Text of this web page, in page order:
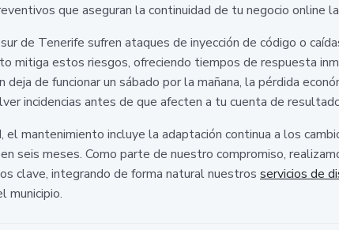
que aseguran la continuidad de tu negocio online
de Tenerife sufren ataques de inyección de código o
mitiga estos riesgos, ofreciendo tiempos de respuesta
deja de funcionar un sábado por la mañana, la pérdida
incidencias antes de que afecten a tu cuenta de
el mantenimiento incluye la adaptación continua a los
seis meses. Como parte de nuestro compromiso,
clave, integrando de forma natural nuestros servicios de
municipio.